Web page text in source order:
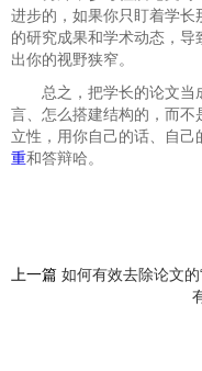
进步的，如果你只盯着学
的研究成果和学术动态，
出你的视野狭窄。
总之，把学长的论文当
言、怎么搭建结构的，而不
立性，用你自己的话、自
重和答辩哈。
上一篇 如何有效去除论文的